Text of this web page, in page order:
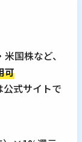
国株など、
可
式サイトで